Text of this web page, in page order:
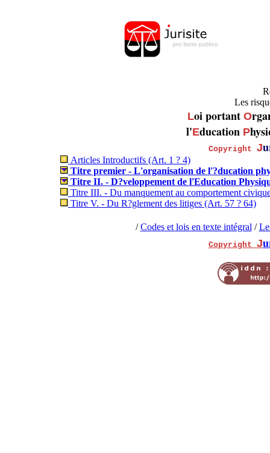
Les
Loi portant O
l'Education P
Copyright J
Articles Introductifs (Art. 1 ? 4)
Titre premier - L'organisation de l'?ducation
Titre II. - D?veloppement de l'Education
Titre III. - Du manquement au comportement
Titre V. - Du R?glement des litiges (Art. 57 ? 64)
/Codes et lois en texte intégral /
Copyright J